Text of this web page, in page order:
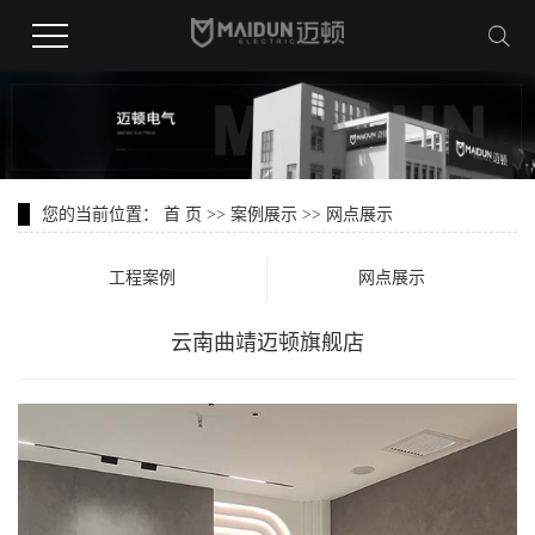
您的当前位置： 首 页 >> 案例展示 >> 网点展示
工程案例 网点展示
云南曲靖迈顿旗舰店